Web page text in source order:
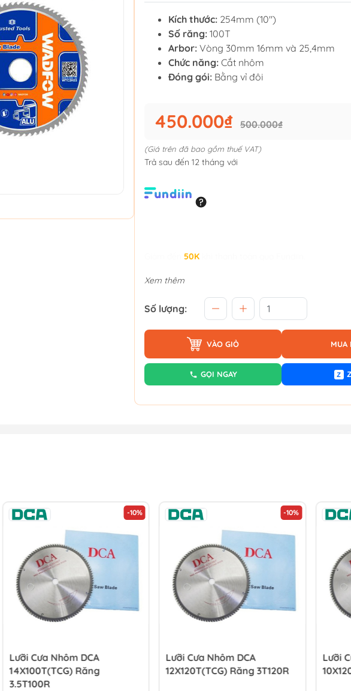
Kích thước: 254mm (10")
Số răng: 100T
Arbor: Vòng 30mm 16mm và 25,4mm
Chức năng: Cắt nhôm
Đóng gói: Bằng vỉ đôi
450.000₫ 500.000₫
(Giá trên đã bao gồm thuế VAT)
Trả sau đến 12 tháng với
50K
Xem thêm
Số lượng:
VÀO GIỎ MUA
GỌI NGAY Z
-10%
Lưỡi Cưa Nhôm DCA
14X100T(TCG) Răng
3.5T100R
-10%
Lưỡi Cưa Nhôm DCA
12X120T(TCG) Răng 3T120R
Lưỡi